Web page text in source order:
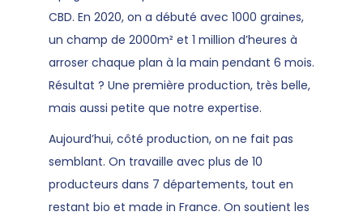
CBD. En 2020, on a débuté avec 1000 graines,
un champ de 2000m² et 1 million d’heures à
arroser chaque plan à la main pendant 6 mois.
Résultat ? Une première production, très belle,
mais aussi petite que notre expertise.
Aujourd’hui, côté production, on ne fait pas
semblant. On travaille avec plus de 10
producteurs dans 7 départements, tout en
restant bio et made in France. On soutient les